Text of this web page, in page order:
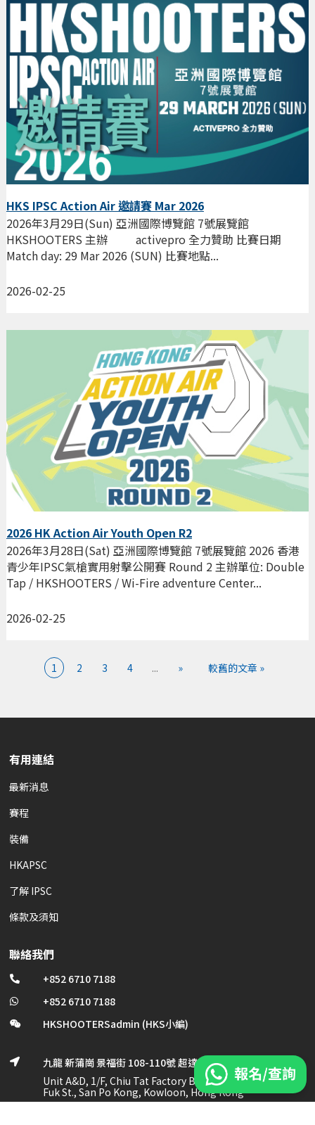
HKS IPSC Action Air 邀請賽 Mar 2026
2026-02-25
2026年3月29日(Sun) 亞洲國際博覽館 7號展覽館
HKSHOOTERS 主辦 activepro 全力贊助 比賽日期
Match day: 29 Mar 2026 (SUN) 比賽地點...
2026 HK Action Air Youth Open R2
2026-02-25
2026年3月28日(Sat) 亞洲國際博覽館 7號展覽館 2026 香港
青少年IPSC氣槍實用射擊公開賽 Round 2 主辦單位: Double
Tap / HKSHOOTERS / Wi-Fire adventure Center...
1 2 3 4 ... » 較舊的文章 »
有用連結
最新消息
賽程
裝備
HKAPSC
了解 IPSC
條款及須知
聯絡我們
 +852 6710 7188
 +852 6710 7188
 HKSHOOTERSadmin (HKS小編)

九龍 新蒲崗 景福街 108-110號 超達工業大廈 1/F, A及D室
Unit A&D, 1/F, Chiu Tat Factory Bldg., No. 108-110 King
Fuk St., San Po Kong, Kowloon, Hong Kong